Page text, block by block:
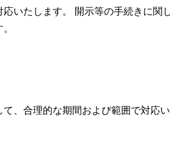
いたします。 開示等の手続きに
、合理的な期間および範囲で対応い